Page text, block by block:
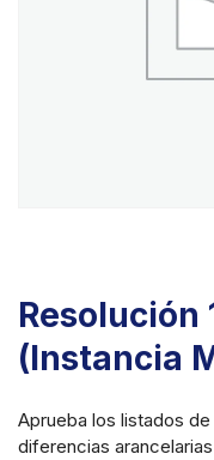
Resolución
(Instancia
Aprueba los listados
diferencias